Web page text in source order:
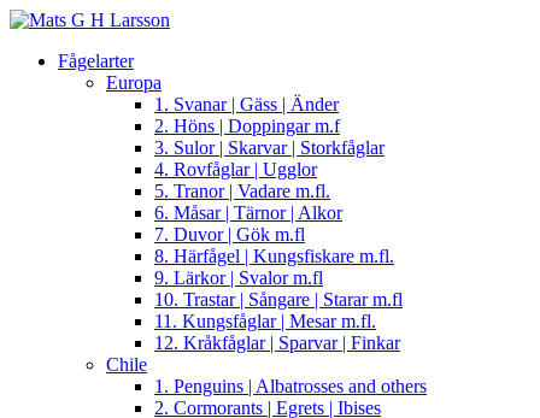
Fågelarter
Europa
1. Svanar | Gäss | Änder
2. Höns | Doppingar m.f
3. Sulor | Skarvar | Storkfåglar
4. Rovfåglar | Ugglor
5. Tranor | Vadare m.fl.
6. Måsar | Tärnor | Alkor
7. Duvor | Gök m.fl
8. Härfågel | Kungsfiskare m.fl.
9. Lärkor | Svalor m.fl
10. Trastar | Sångare | Starar m.fl
11. Kungsfåglar | Mesar m.fl.
12. Kråkfåglar | Sparvar | Finkar
Chile
1. Penguins | Albatrosses and others
2. Cormorants | Egrets | Ibises